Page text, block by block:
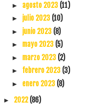
► agosto 2023 (11)
► julio 2023 (10)
► junio 2023 (8)
► mayo 2023 (5)
► marzo 2023 (2)
► febrero 2023 (3)
► enero 2023 (8)
► 2022(86)